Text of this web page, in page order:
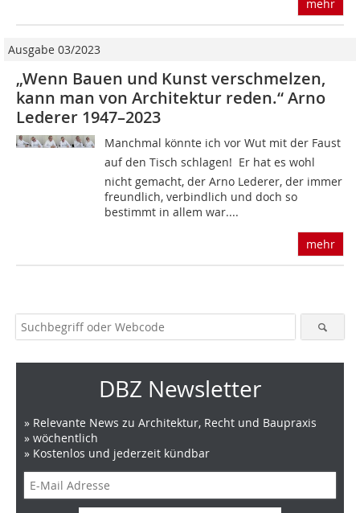
mehr
Ausgabe 03/2023
„Wenn Bauen und Kunst verschmelzen,
kann man von Architektur reden.“ Arno
Lederer 1947–2023
Manchmal könnte ich vor Wut mit der Faust
auf den Tisch schlagen! ­ Er hat es wohl
nicht gemacht, der Arno Lederer, der immer
freundlich, verbindlich und doch so
bestimmt in allem war....
mehr
DBZ Newsletter
» Relevante News zu Architektur, Recht und Baupraxis
» wöchentlich
» Kostenlos und jederzeit kündbar